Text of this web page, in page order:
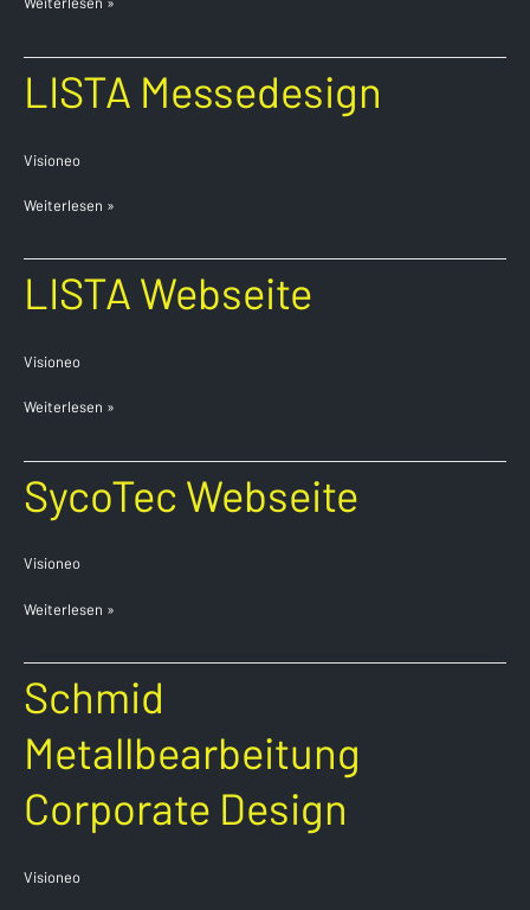
LISTA Messedesign
Visioneo
LISTA
Messedesign
Weiterlesen »
LISTA Webseite
Visioneo
LISTA
Webseite
Weiterlesen »
SycoTec Webseite
Visioneo
SycoTec
Webseite
Weiterlesen »
Schmid
Metallbearbeitung
Corporate Design
Visioneo
Schmid
Metallbearbeitung
Design